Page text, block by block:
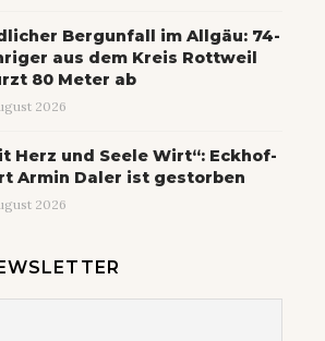
Bergunfall im Allgäu: 74-
aus dem Kreis Rottweil
80 Meter ab
2026
Herz und Seele Wirt“: Eckhof-
Armin Daler ist gestorben
2026